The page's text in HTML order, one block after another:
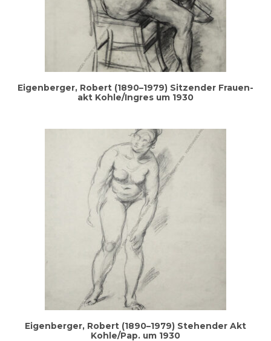
Eigen­ber­ger, Robert (1890–1979) Sit­zen­der Frau­en­
akt Kohle/Ingres um 1930
Eigen­ber­ger, Robert (1890–1979) Ste­hen­der Akt
Kohle/Pap. um 1930